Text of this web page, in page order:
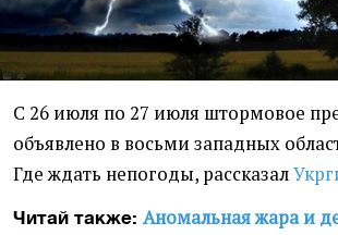
С 26 июля по 27 июля штормовое
объявлено в восьми западных
Где ждать непогоды, рассказал
Читай также: Аномальная жара и